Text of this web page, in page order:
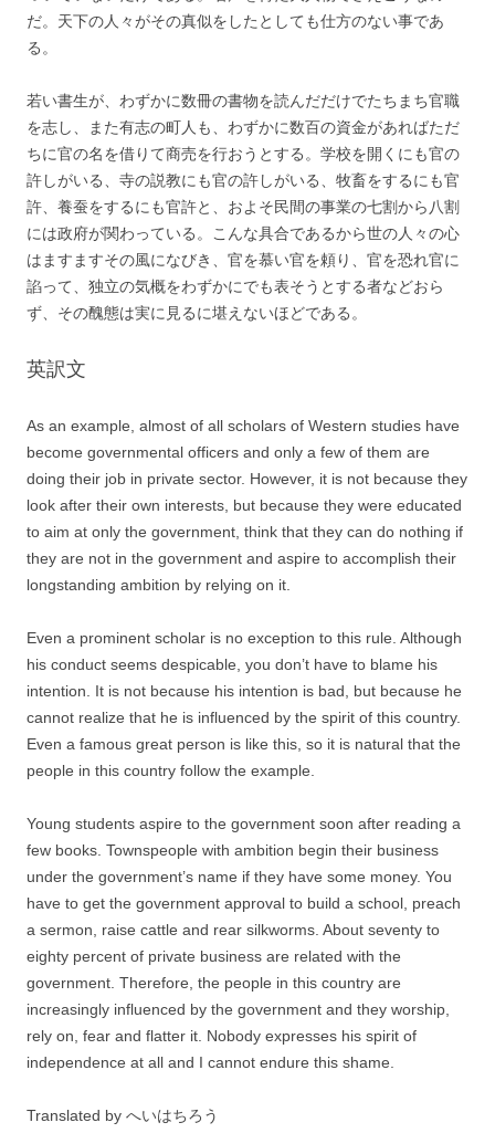
だ。天下の人々がその真似をしたとしても仕方のない事であ
る。
若い書生が、わずかに数冊の書物を読んだだけでたちまち官職
を志し、また有志の町人も、わずかに数百の資金があればただ
ちに官の名を借りて商売を行おうとする。学校を開くにも官の
許しがいる、寺の説教にも官の許しがいる、牧畜をするにも官
許、養蚕をするにも官許と、およそ民間の事業の七割から八割
には政府が関わっている。こんな具合であるから世の人々の心
はますますその風になびき、官を慕い官を頼り、官を恐れ官に
諂って、独立の気概をわずかにでも表そうとする者などおら
ず、その醜態は実に見るに堪えないほどである。
英訳文
As an example, almost of all scholars of Western studies have
become governmental officers and only a few of them are
doing their job in private sector. However, it is not because they
look after their own interests, but because they were educated
to aim at only the government, think that they can do nothing if
they are not in the government and aspire to accomplish their
longstanding ambition by relying on it.
Even a prominent scholar is no exception to this rule. Although
his conduct seems despicable, you don’t have to blame his
intention. It is not because his intention is bad, but because he
cannot realize that he is influenced by the spirit of this country.
Even a famous great person is like this, so it is natural that the
people in this country follow the example.
Young students aspire to the government soon after reading a
few books. Townspeople with ambition begin their business
under the government’s name if they have some money. You
have to get the government approval to build a school, preach
a sermon, raise cattle and rear silkworms. About seventy to
eighty percent of private business are related with the
government. Therefore, the people in this country are
increasingly influenced by the government and they worship,
rely on, fear and flatter it. Nobody expresses his spirit of
independence at all and I cannot endure this shame.
Translated by へいはちろう